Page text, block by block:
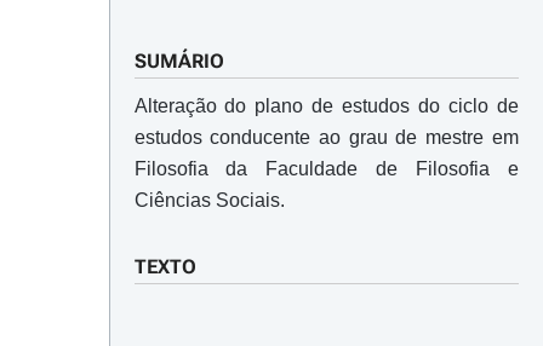
SUMÁRIO
Alteração do plano de estudos do ciclo de
estudos conducente ao grau de mestre em
Filosofia da Faculdade de Filosofia e
Ciências Sociais.
TEXTO